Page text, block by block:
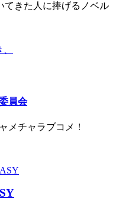
てきた人に捧げるノベル
員会
メチャラブコメ！